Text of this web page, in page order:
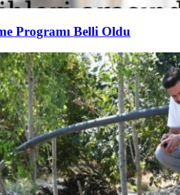
Programı Belli Oldu